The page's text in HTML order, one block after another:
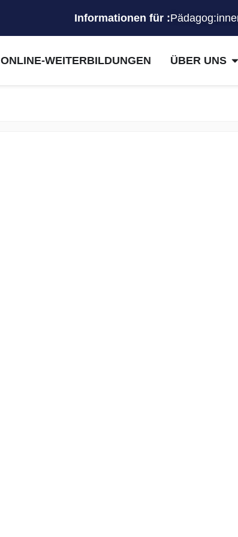
Informationen für :
ONLINE-WEITERBILDUNGEN ÜBER UNS